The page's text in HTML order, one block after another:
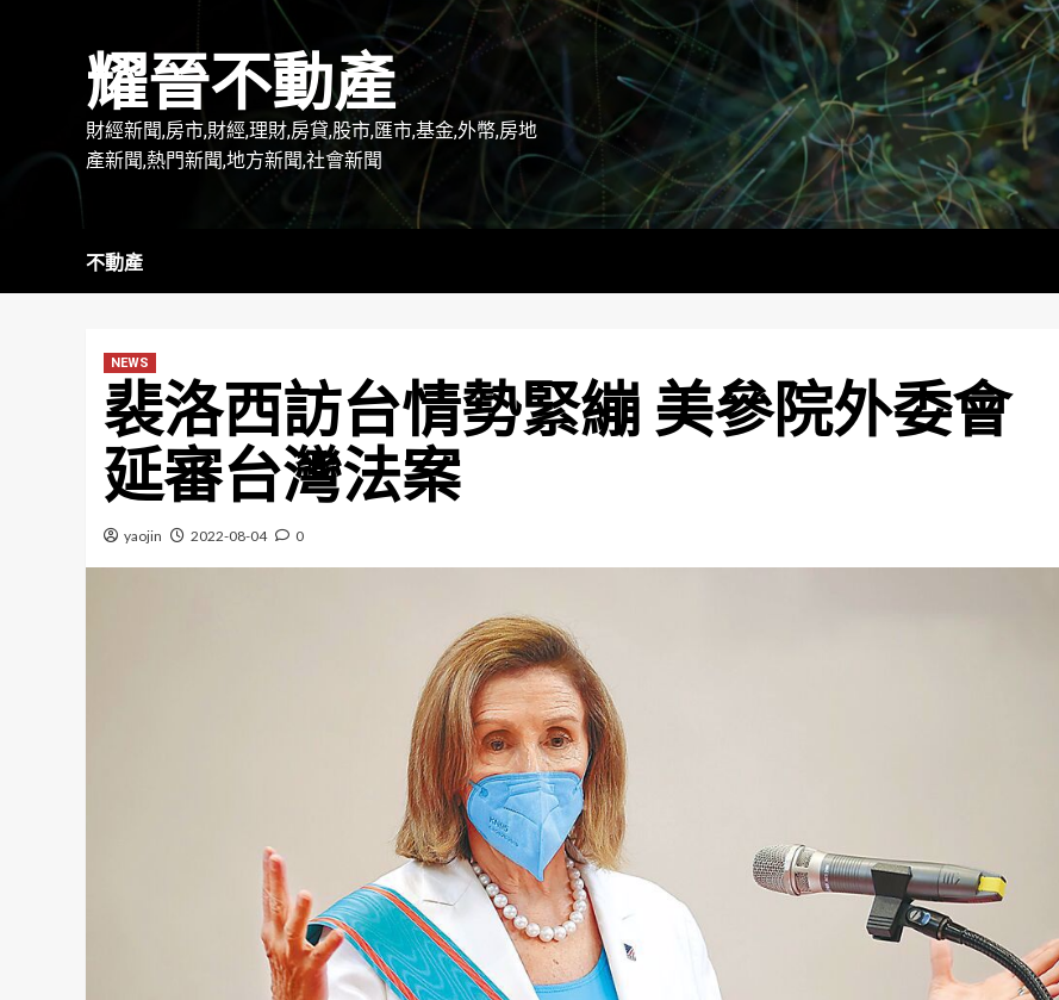
耀晉不動產
財經新聞,房市,財經,理財,房貸,股市,匯市,基金,外幣,房地
產新聞,熱門新聞,地方新聞,社會新聞
不動產
NEWS
裴洛西訪台情勢緊繃 美參院外委會
延審台灣法案
yaojin 2022-08-04 0